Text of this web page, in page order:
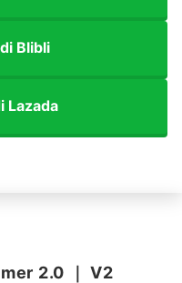
Blibli
Lazada
2.0 ｜V2